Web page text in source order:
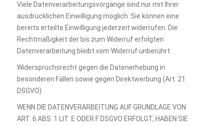
Viele Datenverarbeitungsvorgänge sind nur mit Ihrer
ausdrücklichen Einwilligung möglich. Sie können eine
bereits erteilte Einwilligung jederzeit widerrufen. Die
Rechtmäßigkeit der bis zum Widerruf erfolgten
Datenverarbeitung bleibt vom Widerruf unberührt.
Widerspruchsrecht gegen die Datenerhebung in
besonderen Fällen sowie gegen Direktwerbung (Art. 21
DSGVO)
WENN DIE DATENVERARBEITUNG AUF GRUNDLAGE VON
ART. 6 ABS. 1 LIT. E ODER F DSGVO ERFOLGT, HABEN SIE